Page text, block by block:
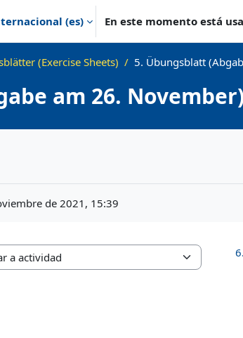
‎(es)‎ En este momento está
(Exercise Sheets) 5. Übungsblatt
am 26. November)
de 2021, 15:39
actividad